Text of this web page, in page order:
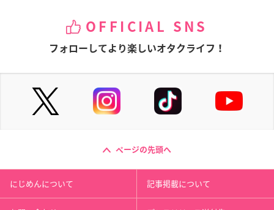
OFFICIAL SNS
フォローしてより楽しいオタクライフ！
ページの先頭へ
にじめんについて 記事掲載について